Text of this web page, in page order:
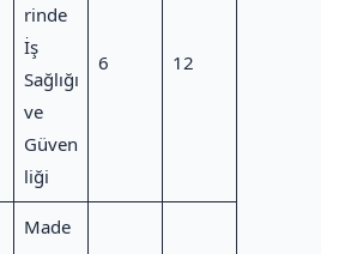
rinde
İş
Sağlığı
ve
Güven
liği
6 12
Made